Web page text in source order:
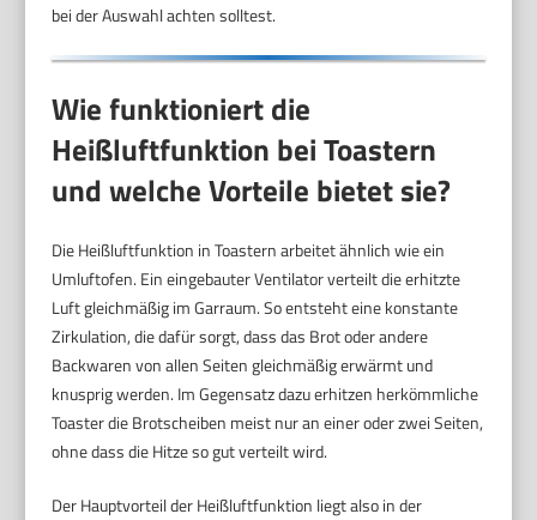
bei der Auswahl achten solltest.
Wie funktioniert die
Heißluftfunktion bei Toastern
und welche Vorteile bietet sie?
Die Heißluftfunktion in Toastern arbeitet ähnlich wie ein
Umluftofen. Ein eingebauter Ventilator verteilt die erhitzte
Luft gleichmäßig im Garraum. So entsteht eine konstante
Zirkulation, die dafür sorgt, dass das Brot oder andere
Backwaren von allen Seiten gleichmäßig erwärmt und
knusprig werden. Im Gegensatz dazu erhitzen herkömmliche
Toaster die Brotscheiben meist nur an einer oder zwei Seiten,
ohne dass die Hitze so gut verteilt wird.
Der Hauptvorteil der Heißluftfunktion liegt also in der